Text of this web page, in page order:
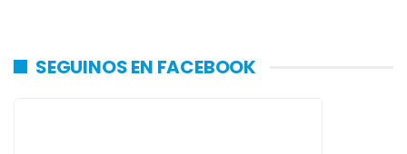
SEGUINOS EN FACEBOOK